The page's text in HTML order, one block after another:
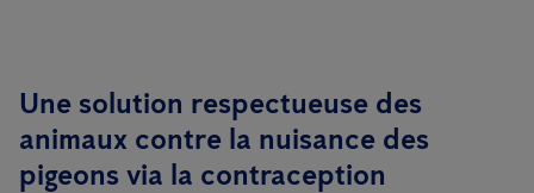
Une solution respectueuse des
animaux contre la nuisance des
pigeons via la contraception